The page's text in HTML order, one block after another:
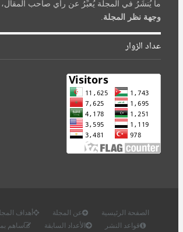
ما يُنشَرُ في المجلة يُعبِّرُ عن رأي صاحب المقال،
وجهة نظر المجلة
عداد الزوار
الصفحة الرئيسية عن المجلة أهداف
قواعد النشر
الأعداد السابقة ساهم